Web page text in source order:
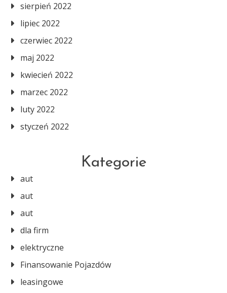
sierpień 2022
lipiec 2022
czerwiec 2022
maj 2022
kwiecień 2022
marzec 2022
luty 2022
styczeń 2022
Kategorie
aut
aut
aut
dla firm
elektryczne
Finansowanie Pojazdów
leasingowe